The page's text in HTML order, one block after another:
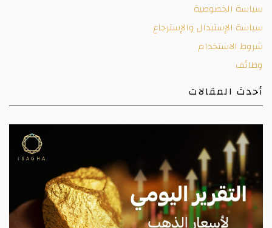
سياسة الخصوصية
سياسة الإستبدال والإسترجاع
شروط الاستخدام
وظائف
أحدث المقالات